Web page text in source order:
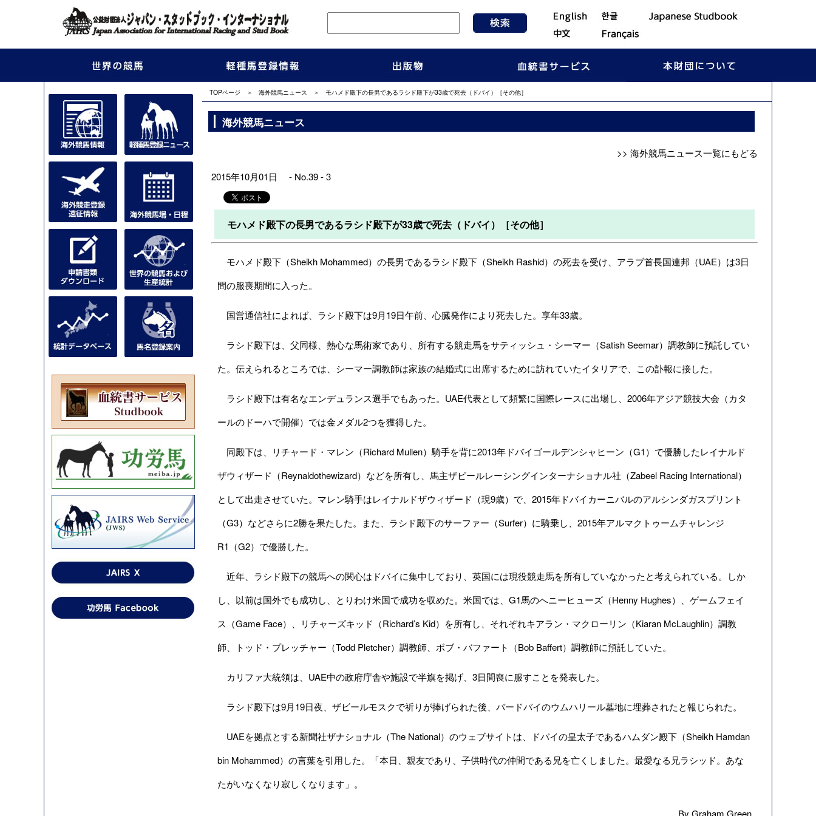
TOPページ ＞ 海外競馬ニュース ＞ モハメド殿下の長男であるラシド殿下が33歳で死去（ドバイ）［その他］
海外競馬ニュース
>> 海外競馬ニュース一覧にもどる
2015年10月01日 - No.39 - 3
モハメド殿下の長男であるラシド殿下が33歳で死去（ドバイ）［その他］
モハメド殿下（Sheikh Mohammed）の長男であるラシド殿下（Sheikh Rashid）の死去を受け、アラブ首長国連邦（UAE）は3日
間の服喪期間に入った。
国営通信社によれば、ラシド殿下は9月19日午前、心臓発作により死去した。享年33歳。
ラシド殿下は、父同様、熱心な馬術家であり、所有する競走馬をサティッシュ・シーマー（Satish Seemar）調教師に預託してい
た。伝えられるところでは、シーマー調教師は家族の結婚式に出席するために訪れていたイタリアで、この訃報に接した。
ラシド殿下は有名なエンデュランス選手でもあった。UAE代表として頻繁に国際レースに出場し、2006年アジア競技大会（カタ
ールのドーハで開催）では金メダル2つを獲得した。
同殿下は、リチャード・マレン（Richard Mullen）騎手を背に2013年ドバイゴールデンシャヒーン（G1）で優勝したレイナルド
ザウィザード（Reynaldothewizard）などを所有し、馬主ザビールレーシングインターナショナル社（Zabeel Racing International）
として出走させていた。マレン騎手はレイナルドザウィザード（現9歳）で、2015年ドバイカーニバルのアルシンダガスプリント
（G3）などさらに2勝を果たした。また、ラシド殿下のサーファー（Surfer）に騎乗し、2015年アルマクトゥームチャレンジ
R1（G2）で優勝した。
近年、ラシド殿下の競馬への関心はドバイに集中しており、英国には現役競走馬を所有していなかったと考えられている。しか
し、以前は国外でも成功し、とりわけ米国で成功を収めた。米国では、G1馬のへニーヒューズ（Henny Hughes）、ゲームフェイ
ス（Game Face）、リチャーズキッド（Richard’s Kid）を所有し、それぞれキアラン・マクローリン（Kiaran McLaughlin）調教
師、トッド・プレッチャー（Todd Pletcher）調教師、ボブ・バファート（Bob Baffert）調教師に預託していた。
カリファ大統領は、UAE中の政府庁舎や施設で半旗を掲げ、3日間喪に服すことを発表した。
ラシド殿下は9月19日夜、ザビールモスクで祈りが捧げられた後、バードバイのウムハリール墓地に埋葬されたと報じられた。
UAEを拠点とする新聞社ザナショナル（The National）のウェブサイトは、ドバイの皇太子であるハムダン殿下（Sheikh Hamdan
bin Mohammed）の言葉を引用した。「本日、親友であり、子供時代の仲間である兄を亡くしました。最愛なる兄ラシッド。あな
たがいなくなり寂しくなります」。
By Graham Green